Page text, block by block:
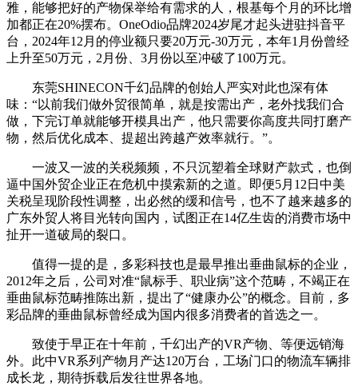
雅，能够把好的产物保举给有需求的人，根基每个月的环比增
加都正在20%摆布。OneOdio品牌2024岁尾才起头进驻抖音平
台，2024年12月的停业额只要20万元-30万元，本年1月份曾经
上升至50万元，2月份、3月份以至冲破了100万元。
东莞SHINECON千幻品牌的创始人严实对此也深有体
味：“以前我们做外贸很简单，就是按需出产，老外找我们合
做，下完订单就能够开模具出产，他只需要你高度共同打磨产
物，然后优化成本、提超出跨越产效率就行。”。
一波又一波的关税频频，不只沉塑着全球财产款式，也倒
逼中国外贸企业正在危机中摸索新的之道。即便5月12日中美
关税呈现阶段性调整，出必然的缓和信号，也不了越来越多的
广东外贸人将目光转向国内，试图正在14亿生齿的消费市场中
扯开一道破局的裂口。
值得一提的是，多彩科技也是最早推出垂曲鼠标的企业，
2012年之后，公司对准“鼠标手、职业病”这个范畴，不竭正在
垂曲鼠标范畴推陈出新，提出了“健康办公”的概念。目前，多
彩品牌的垂曲鼠标曾经成为国内很多消费者的首选之一。
致使于早正在十年前，千幻出产的VR产物、等便远销海
外。此中VR系列产物月产达120万台，工场门口的物流车辆排
成长龙，期待拆载后发往世界各地。